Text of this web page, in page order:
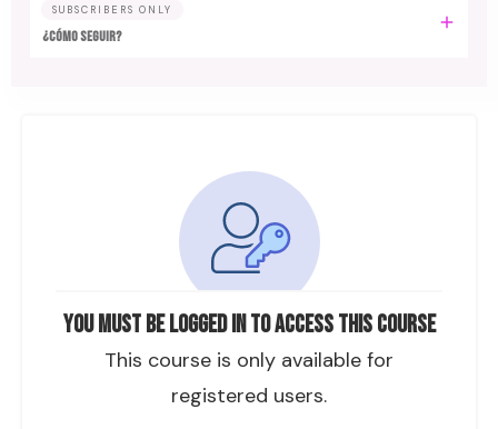
You must be logged in to access this course
This course is only available for
registered users.
SUBSCRIBERS ONLY
¿Cómo seguir?